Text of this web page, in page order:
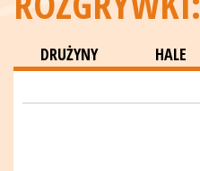
DRUŻYNY HALE